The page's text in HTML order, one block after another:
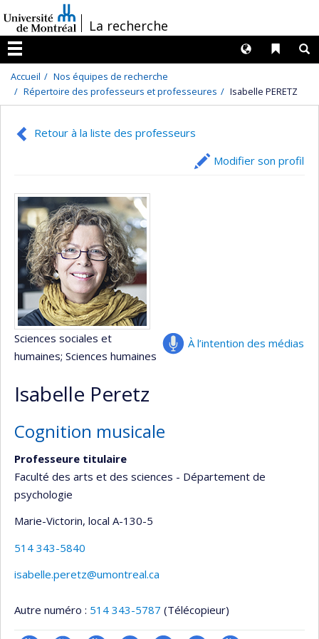
au
contenu
/La recherche
Menu
Liens
Langues
Accueil
Nos équipes de recherche
Répertoire des professeurs et professeures
Isabelle PERETZ
Retour à la liste des professeurs
Modifier son profil
À l’intention des médias
Sciences sociales et
humaines; Sciences humaines
Isabelle Peretz
Cognition musicale
Professeure titulaire
Faculté des arts et des sciences - Département de
psychologie
Marie-Victorin, local A-130-5
514 343-5840
isabelle.peretz@umontreal.ca
Autre numéro : 514 343-5787 (Télécopieur)